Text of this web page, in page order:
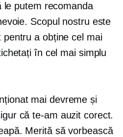
putem recomanda
Scopul nostru este
a obține cel mai
în cel mai simplu
mai devreme și
că te-am auzit corect.
Merită să vorbească